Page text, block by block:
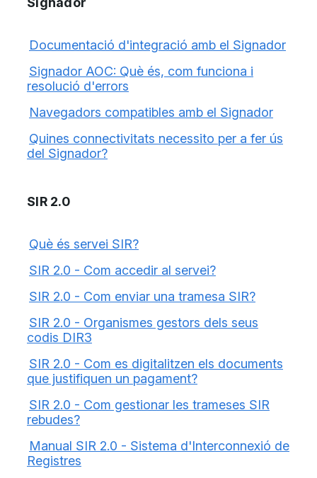
Documentació d'integració amb el Signador
Signador AOC: Què és, com funciona i
resolució d'errors
Navegadors compatibles amb el Signador
Quines connectivitats necessito per a fer ús
del Signador?
SIR 2.0
Què és servei SIR?
SIR 2.0 - Com accedir al servei?
SIR 2.0 - Com enviar una tramesa SIR?
SIR 2.0 - Organismes gestors dels seus
codis DIR3
SIR 2.0 - Com es digitalitzen els documents
que justifiquen un pagament?
SIR 2.0 - Com gestionar les trameses SIR
rebudes?
Manual SIR 2.0 - Sistema d'Interconnexió de
Registres